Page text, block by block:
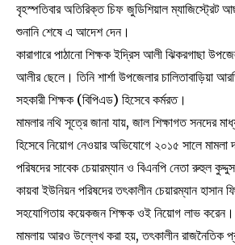
বৃহস্পতিবার অতিরিক্ত চিফ জুডিশিয়াল ম্যাজিস্ট্রেট
শুনানি শেষে এ আদেশ দেন।
কারাগারে পাঠানো শিক্ষক ইদ্রিস আলী ঝিকরগাছা
আলীর ছেলে। তিনি শার্শা উপজেলার চালিতাবাড়িয়া
সহকারী শিক্ষক (বিপিএড) হিসেবে কর্মরত।
মামলার নথি সূত্রে জানা যায়, জাল শিক্ষাগত সনদের
হিসেবে নিয়োগ নেওয়ার অভিযোগে ২০১৫ সালে মামলা
পরিষদের সাবেক চেয়ারম্যান ও বিএনপি নেতা রুহুল
কায়বা ইউনিয়ন পরিষদের তৎকালীন চেয়ারম্যান হাসান
সহযোগিতায় কয়েকজন শিক্ষক ওই নিয়োগ লাভ করেন।
মামলায় আরও উল্লেখ করা হয়, তৎকালীন রাজনৈতিক